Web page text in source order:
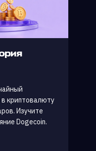
криптовалюту
Изучите
Dogecoin.